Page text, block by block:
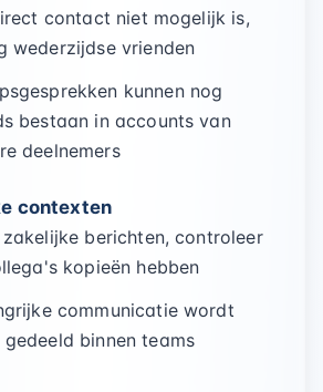
contact niet mogelijk is,
wederzijdse vrienden
kunnen nog
bestaan in accounts van
deelnemers
contexten
berichten, controleer
kopieën hebben
communicatie wordt
binnen teams